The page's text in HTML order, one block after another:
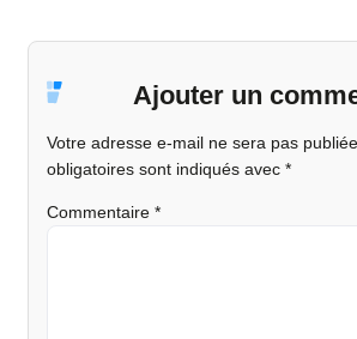
Ajouter un
Votre adresse e-mail ne sera pas publiée.
obligatoires sont indiqués avec *
Commentaire *